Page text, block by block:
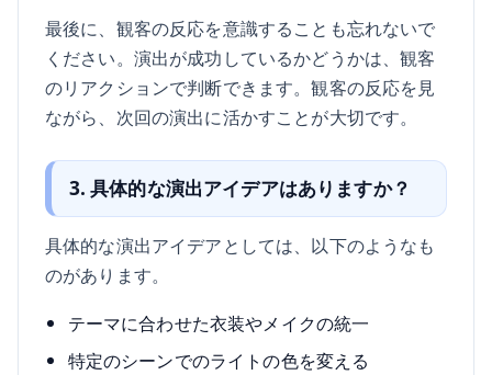
最後に、観客の反応を意識することも忘れないで
ください。演出が成功しているかどうかは、観客
のリアクションで判断できます。観客の反応を見
ながら、次回の演出に活かすことが大切です。
3. 具体的な演出アイデアはありますか？
具体的な演出アイデアとしては、以下のようなも
のがあります。
テーマに合わせた衣装やメイクの統一
特定のシーンでのライトの色を変える